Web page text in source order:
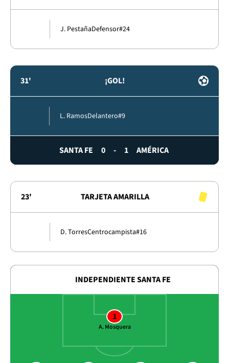
J. PestañaDefensor#24
31' ¡GOL!
L. RamosDelantero#9
SANTA FE 0 - 1 AMÉRICA
23' TARJETA AMARILLA
D. TorresCentrocampista#16
INDEPENDIENTE SANTA FE
1
A. Mosquera